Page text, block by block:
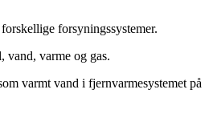
forsyningssystemer.
vand, varme og gas.
varmt vand i fjernvarmesystemet på